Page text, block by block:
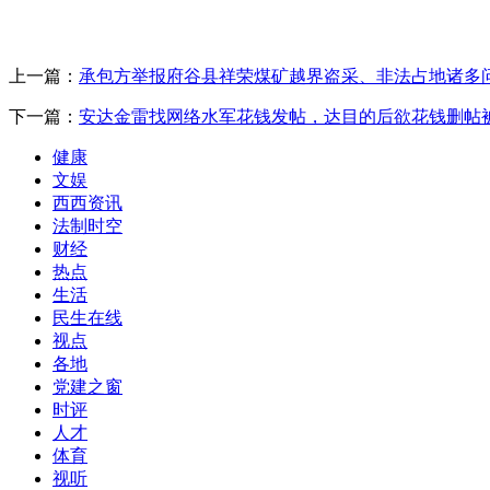
上一篇： 承包方举报府谷县祥荣煤矿越界盗采、非法占地诸多
下一篇： 安达金雷找网络水军花钱发帖，达目的后欲花钱删帖
健康
文娱
西西资讯
法制时空
财经
热点
生活
民生在线
视点
各地
党建之窗
时评
人才
体育
视听